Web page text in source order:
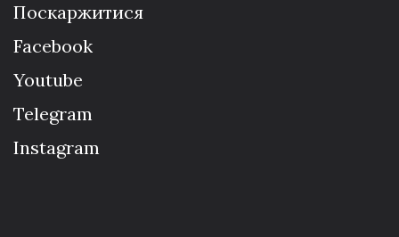
Поскаржитися
Facebook
Youtube
Telegram
Instagram